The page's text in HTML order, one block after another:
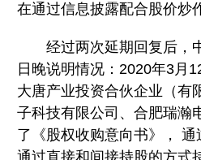
在通过信息披露配合股价炒
经过两次延期回复后，
日晚说明情况：2020年3月
大唐产业投资合伙企业（有
子科技有限公司、合肥瑞瀚
了《股权收购意向书》，